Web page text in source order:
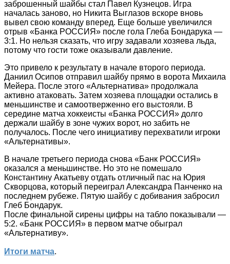
заброшенный шайбы стал Павел Кузнецов. Игра
началась заново, но Никита Выглазов вскоре вновь
вывел свою команду вперед. Еще больше увеличился
отрыв «Банка РОССИЯ» после гола Глеба Бондарука —
3:1. Но нельзя сказать, что игру задавали хозяева льда,
потому что гости тоже оказывали давление.
Это привело к результату в начале второго периода.
Даниил Осипов отправил шайбу прямо в ворота Михаила
Мейера. После этого «Альтернатива» продолжала
активно атаковать. Затем хозяева площадки остались в
меньшинстве и самоотверженно его выстояли. В
середине матча хоккеисты «Банка РОССИЯ» долго
держали шайбу в зоне чужих ворот, но забить не
получалось. После чего инициативу перехватили игроки
«Альтернативы».
В начале третьего периода снова «Банк РОССИЯ»
оказался а меньшинстве. Но это не помешало
Константину Акатьеву отдать отличный пас на Юрия
Скворцова, который переиграл Александра Панченко на
последнем рубеже. Пятую шайбу с добивания забросил
Глеб Бондарук.
После финальной сирены цифры на табло показывали —
5:2. «Банк РОССИЯ» в первом матче обыграл
«Альтернативу».
Итоги матча.